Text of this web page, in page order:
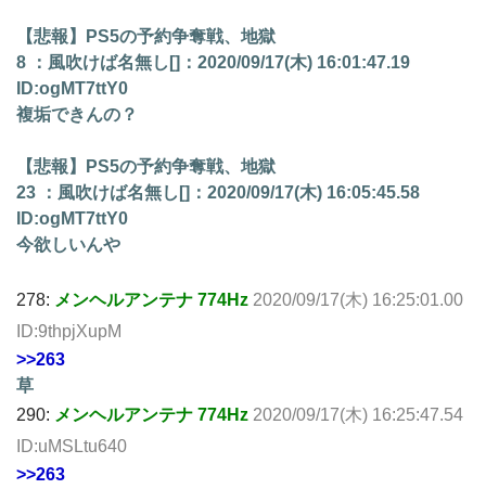
【悲報】PS5の予約争奪戦、地獄
8 ：風吹けば名無し[]：2020/09/17(木) 16:01:47.19
ID:ogMT7ttY0
複垢できんの？
【悲報】PS5の予約争奪戦、地獄
23 ：風吹けば名無し[]：2020/09/17(木) 16:05:45.58
ID:ogMT7ttY0
今欲しいんや
278: メンヘルアンテナ 774Hz 2020/09/17(木) 16:25:01.00
ID:9thpjXupM
>>263
草
290: メンヘルアンテナ 774Hz 2020/09/17(木) 16:25:47.54
ID:uMSLtu640
>>263